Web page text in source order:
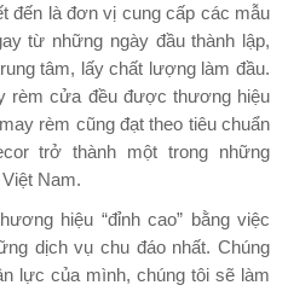
đến là đơn vị cung cấp các mẫu
từ những ngày đầu thành lập,
tâm, lấy chất lượng làm đầu.
rèm cửa đều được thương hiệu
rèm cũng đạt theo tiêu chuẩn
trở thành một trong những
Nam.
hiệu “đỉnh cao” bằng việc
dịch vụ chu đáo nhất. Chúng
lực của mình, chúng tôi sẽ làm